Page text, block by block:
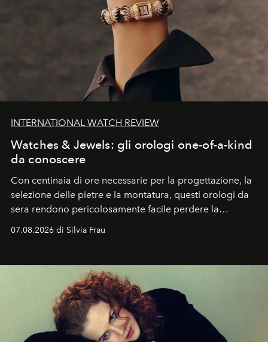
INTERNATIONAL WATCH REVIEW
Watches & Jewels: gli orologi one-of-a-kind
da conoscere
Con centinaia di ore necessarie per la progettazione, la
selezione delle pietre e la montatura, questi orologi da
sera rendono pericolosamente facile perdere la
cognizione del tempo. Ma con quadranti così
07.08.2026 di Silvia Frau